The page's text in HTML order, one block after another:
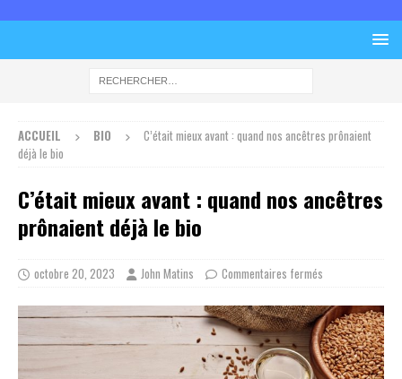
ACCUEIL BIO
C’était mieux avant : quand nos ancêtres prônaient
déjà le bio
C’était mieux avant : quand nos ancêtres
prônaient déjà le bio
octobre 20, 2023 John Matins Commentaires fermés